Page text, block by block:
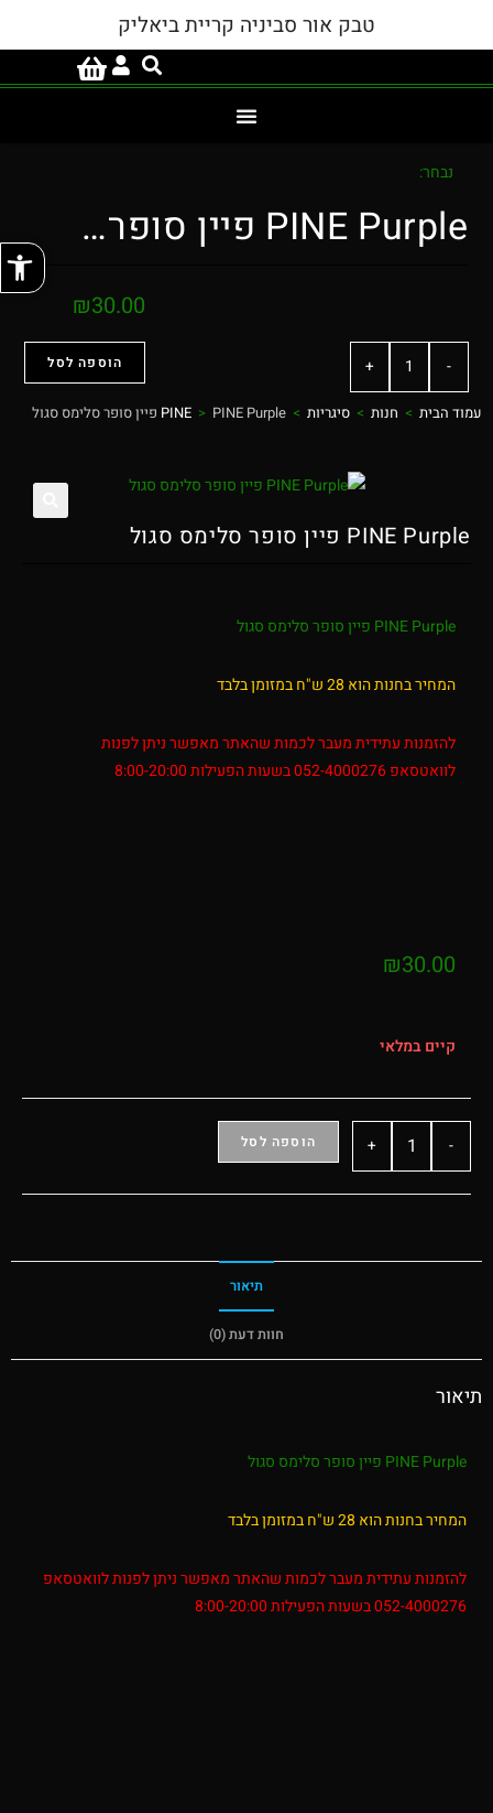
טבק אור סביניה קריית ביאליק
נבחר:
PINE Purple פיין סופר…
₪30.00
-
+ הוספה לסל
עמוד הבית > חנות > סיגריות >
PINE > PINE Purple פיין סופר סלימס סגול
PINE Purple פיין סופר סלימס סגול
PINE Purple פיין סופר סלימס סגול
המחיר בחנות הוא 28 ש"ח במזומן בלבד
להזמנות עתידית מעבר לכמות שהאתר מאפשר ניתן לפנות
לוואטסאפ 052-4000276 בשעות הפעילות 8:00-20:00
₪30.00
קיים במלאי
-
+ הוספה לסל
תיאור
חוות דעת (0)
תיאור
PINE Purple פיין סופר סלימס סגול
המחיר בחנות הוא 28 ש"ח במזומן בלבד
להזמנות עתידית מעבר לכמות שהאתר מאפשר ניתן לפנות לוואטסאפ
052-4000276 בשעות הפעילות 8:00-20:00